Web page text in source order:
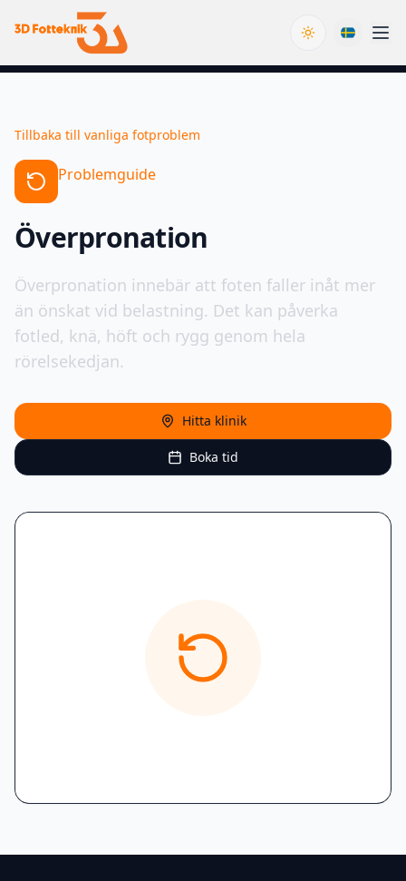
Toggle theme
Tillbaka till vanliga fotproblem
Problemguide
Överpronation
Överpronation innebär att foten faller inåt mer
än önskat vid belastning. Det kan påverka
fotled, knä, höft och rygg genom hela
rörelsekedjan.
Hitta klinik
Boka tid